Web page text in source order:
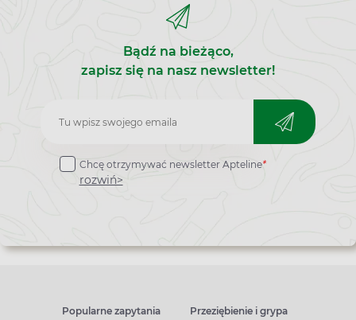
Bądź na bieżąco,
zapisz się na nasz newsletter!
Zapisz
do
newslettera
Chcę otrzymywać newsletter Apteline*
rozwiń>
Popularne zapytania Przeziębienie i grypa